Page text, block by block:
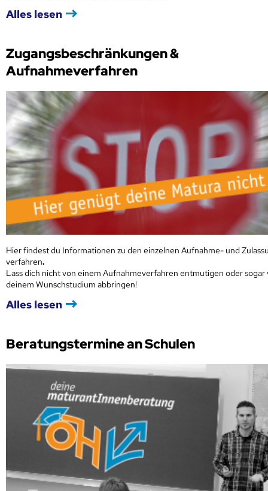
Alles lesen
Zugangsbeschränkungen &
Aufnahmeverfahren
Hier findest du Informationen zu den einzelnen Aufnahme- und
verfahren.
Lass dich nicht von einem Aufnahmeverfahren entmutigen oder sogar
deinem Wunschstudium abbringen!
Alles lesen
Beratungstermine an Schulen